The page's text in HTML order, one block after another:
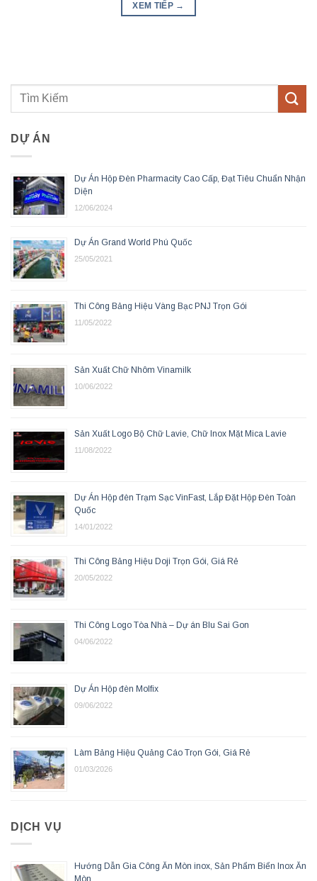
XEM TIẾP →
DỰ ÁN
Dự Án Hộp Đèn Pharmacity Cao Cấp, Đạt Tiêu Chuẩn Nhận
Diện
12/06/2024
Dự Án Grand World Phú Quốc
25/05/2021
Thi Công Bảng Hiệu Vàng Bạc PNJ Trọn Gói
11/05/2022
Sản Xuất Chữ Nhôm Vinamilk
10/06/2022
Sản Xuất Logo Bộ Chữ Lavie, Chữ Inox Mặt Mica Lavie
11/08/2022
Dự Án Hộp đèn Trạm Sạc VinFast, Lắp Đặt Hộp Đèn Toàn
Quốc
14/01/2022
Thi Công Bảng Hiệu Doji Trọn Gói, Giá Rẻ
20/05/2022
Thi Công Logo Tòa Nhà – Dự án Blu Sai Gon
04/06/2022
Dự Án Hộp đèn Molfix
09/06/2022
Làm Bảng Hiệu Quảng Cáo Trọn Gói, Giá Rẻ
01/03/2026
DỊCH VỤ
Hướng Dẫn Gia Công Ăn Mòn inox, Sản Phẩm Biển Inox Ăn